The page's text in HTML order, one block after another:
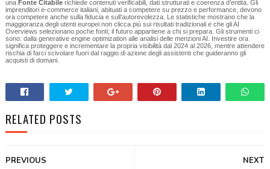
una Fonte Citabilerichiede contenuti verificabili, dati strutturati e coerenza d’entità. Gli
imprenditori e‑commerce italiani, abituati a competere su prezzo e performance, devono
ora competere anche sulla fiducia e sull’autorevolezza. Le statistiche mostrano che la
maggioranza degli utenti europei non clicca più sui risultati tradizionali e che gli AI
Overviews selezionano poche fonti; il futuro appartiene a chi si prepara. Gli strumenti ci
sono: dalla generative engine optimization alle analisi delle menzioni AI. Investire ora
significa proteggere e incrementare la propria visibilità dal 2024 al 2026, mentre attendere
rischia di farci scivolare fuori dal raggio di azione degli assistenti che guideranno gli
acquisti di domani.
RELATED POSTS
NEXT
PREVIOUS